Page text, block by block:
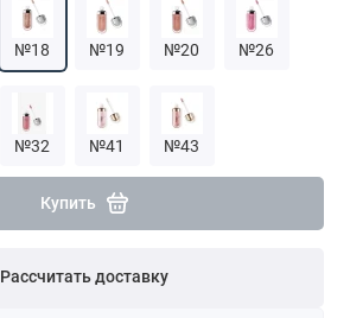
№18 №19 №20 №26
№32 №41 №43
Купить
Рассчитать доставку